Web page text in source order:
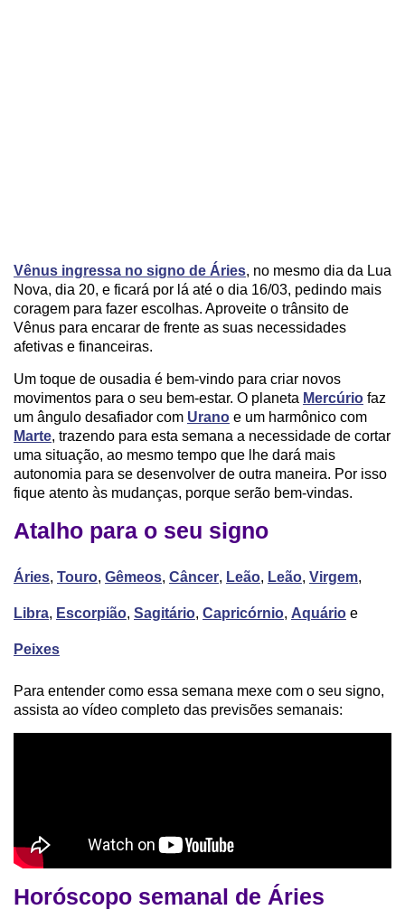
Vênus ingressa no signo de Áries, no mesmo dia da Lua
Nova, dia 20, e ficará por lá até o dia 16/03, pedindo mais
coragem para fazer escolhas. Aproveite o trânsito de
Vênus para encarar de frente as suas necessidades
afetivas e financeiras.
Um toque de ousadia é bem-vindo para criar novos
movimentos para o seu bem-estar. O planeta Mercúrio faz
um ângulo desafiador com Urano e um harmônico com
Marte, trazendo para esta semana a necessidade de cortar
uma situação, ao mesmo tempo que lhe dará mais
autonomia para se desenvolver de outra maneira. Por isso
fique atento às mudanças, porque serão bem-vindas.
Atalho para o seu signo
Áries, Touro, Gêmeos, Câncer, Leão, Leão, Virgem,
Libra, Escorpião, Sagitário, Capricórnio, Aquário e
Peixes
Para entender como essa semana mexe com o seu signo,
assista ao vídeo completo das previsões semanais:
Horóscopo semanal de Áries